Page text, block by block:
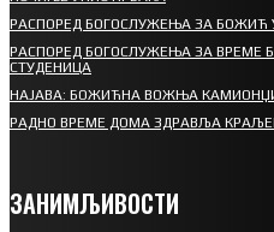
РАСПОРЕД БОГОСЛУЖЕЊА ЗА БОЖИЋ
РАСПОРЕД БОГОСЛУЖЕЊА ЗА ВРЕМЕ
СТУДЕНИЦА
НАЈАВА: БОЖИЋНА ВОЖЊА
РАДНО ВРЕМЕ ДОМА ЗДРАВЉА
ЗАНИМЉИВОСТИ